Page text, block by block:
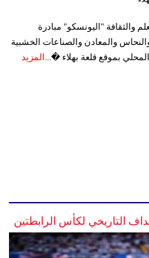
والثقافة "اليونسكو" مبادرة
والمعادن والصناعات الخشبية
بموقع قلعة بهلاء �... المزيد
التاريخي لكأس الرابطتين